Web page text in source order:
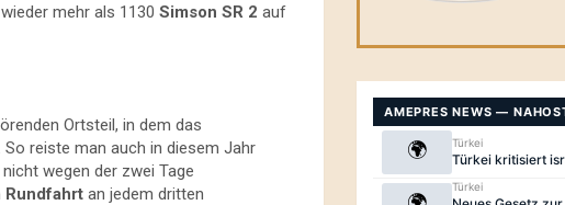
mehr als 1130 Simson SR 2 auf
Ortsteil, in dem das
reiste man auch in diesem Jahr
nicht wegen der zwei Tage
Rundfahrt an jedem dritten